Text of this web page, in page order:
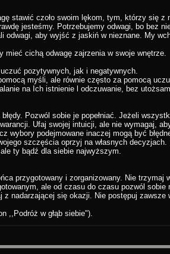
stawić czoło swoim lękom, tym, którzy się z
jesteśmy. Potrzebujemy odwagi, bo bez
odwagi, aby wyjść z jaskiń w nieznane. My
mieć cichą odwagę zajrzenia w swoje wnętrze.
pozytywnych, jak i negatywnych.
myśli, ale równie często za pomocą
na Ich istnienie l odczuwanie, bez
Pozwól sobie je popełniać. Jeżeli
Ufaj swojej intuicji, ale nie wymagaj,
wybory podejmowane inaczej mogą być
szczęścia oprzyj na własnych
ty bądź dla siebie najwyższym.
przygotowany i zorganizowany. Nie
ale od czasu do czasu pozwól
z nadarzającej się okazji. Nie postępuj zawsze
,,Podróż w głąb siebie").